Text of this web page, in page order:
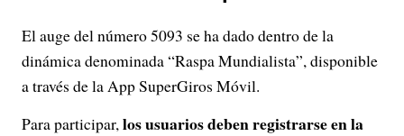
El auge del número 5093 se ha dado dentro de la
dinámica denominada “Raspa Mundialista”, disponible
a través de la App SuperGiros Móvil.
Para participar,los usuarios deben registrarse en la